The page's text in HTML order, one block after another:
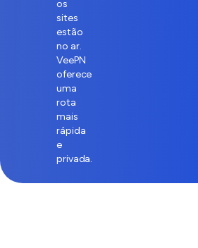
os
sites
estão
no ar.
VeePN
oferece
uma
rota
mais
rápida
e
privada.